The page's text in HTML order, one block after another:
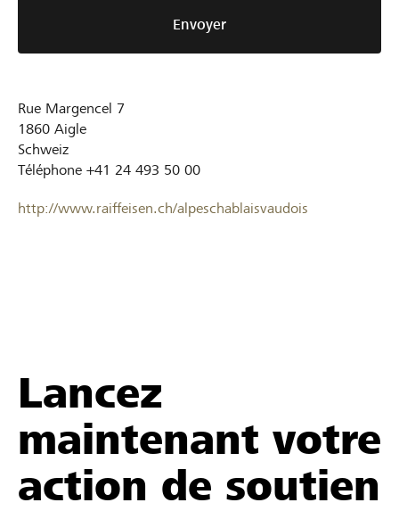
Envoyer
Rue Margencel 7
1860 Aigle
Schweiz
Téléphone +41 24 493 50 00
http://www.raiffeisen.ch/alpeschablaisvaudois
Lancez
maintenant votre
action de soutien